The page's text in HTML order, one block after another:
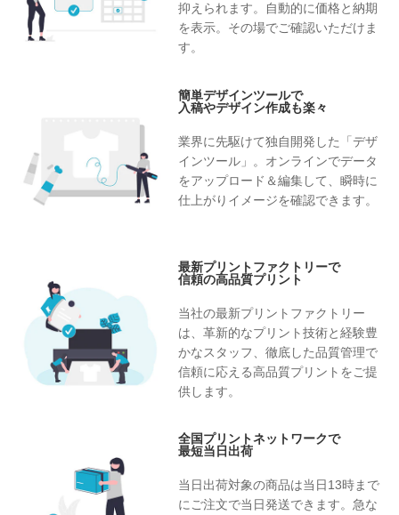
抑えられます。自動的に価格と納期
を表示。その場でご確認いただけま
す。
簡単デザインツールで
入稿やデザイン作成も楽々
業界に先駆けて独自開発した「デザ
インツール」。オンラインでデータ
をアップロード＆編集して、瞬時に
仕上がりイメージを確認できます。
最新プリントファクトリーで
信頼の高品質プリント
当社の最新プリントファクトリー
は、革新的なプリント技術と経験豊
かなスタッフ、徹底した品質管理で
信頼に応える高品質プリントをご提
供します。
全国プリントネットワークで
最短当日出荷
当日出荷対象の商品は当日13時まで
にご注文で当日発送できます。急な